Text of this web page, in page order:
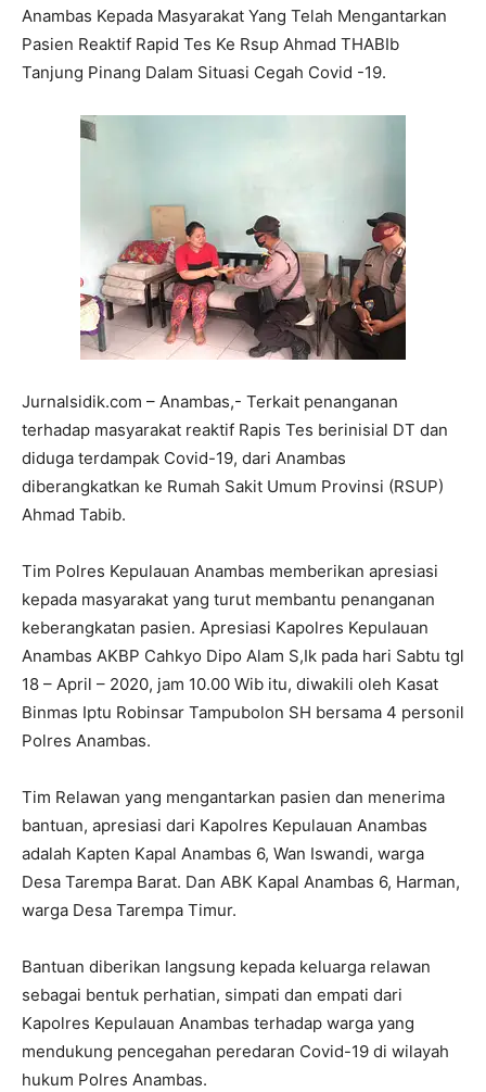
Anambas Kepada Masyarakat Yang Telah Mengantarkan
Pasien Reaktif Rapid Tes Ke Rsup Ahmad THABIb
Tanjung Pinang Dalam Situasi Cegah Covid -19.
Jurnalsidik.com – Anambas,- Terkait penanganan
terhadap masyarakat reaktif Rapis Tes berinisial DT dan
diduga terdampak Covid-19, dari Anambas
diberangkatkan ke Rumah Sakit Umum Provinsi (RSUP)
Ahmad Tabib.
Tim Polres Kepulauan Anambas memberikan apresiasi
kepada masyarakat yang turut membantu penanganan
keberangkatan pasien. Apresiasi Kapolres Kepulauan
Anambas AKBP Cahkyo Dipo Alam S,Ik pada hari Sabtu tgl
18 – April – 2020, jam 10.00 Wib itu, diwakili oleh Kasat
Binmas Iptu Robinsar Tampubolon SH bersama 4 personil
Polres Anambas.
Tim Relawan yang mengantarkan pasien dan menerima
bantuan, apresiasi dari Kapolres Kepulauan Anambas
adalah Kapten Kapal Anambas 6, Wan Iswandi, warga
Desa Tarempa Barat. Dan ABK Kapal Anambas 6, Harman,
warga Desa Tarempa Timur.
Bantuan diberikan langsung kepada keluarga relawan
sebagai bentuk perhatian, simpati dan empati dari
Kapolres Kepulauan Anambas terhadap warga yang
mendukung pencegahan peredaran Covid-19 di wilayah
hukum Polres Anambas.